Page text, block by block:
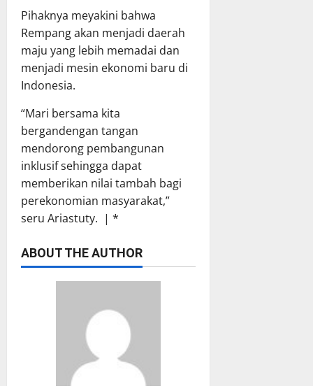
Pihaknya meyakini bahwa
Rempang akan menjadi daerah
maju yang lebih memadai dan
menjadi mesin ekonomi baru di
Indonesia.
“Mari bersama kita
bergandengan tangan
mendorong pembangunan
inklusif sehingga dapat
memberikan nilai tambah bagi
perekonomian masyarakat,”
seru Ariastuty. | *
ABOUT THE AUTHOR